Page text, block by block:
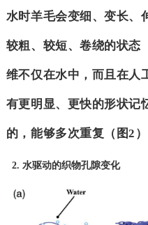
水时羊毛会变细、变长、
较粗、较短、卷绕的状态
维不仅在水中，而且在人
有更明显、更快的形状记
的，能够多次重复（图2）
2. 水驱动的织物孔隙变化